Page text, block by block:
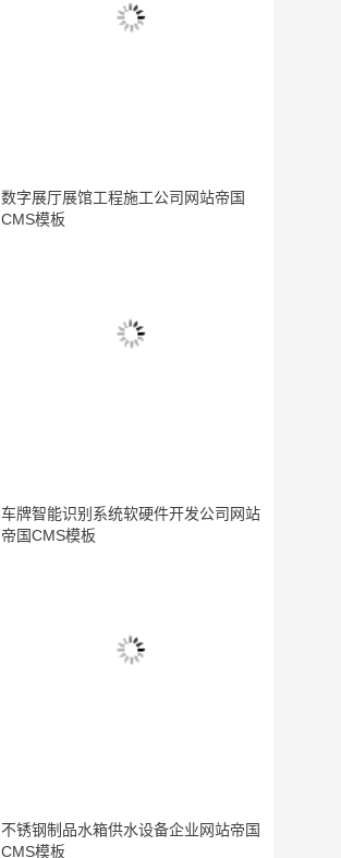
数字展厅展馆工程施工公司网站帝国
CMS模板
车牌智能识别系统软硬件开发公司网站
帝国CMS模板
不锈钢制品水箱供水设备企业网站帝国
CMS模板